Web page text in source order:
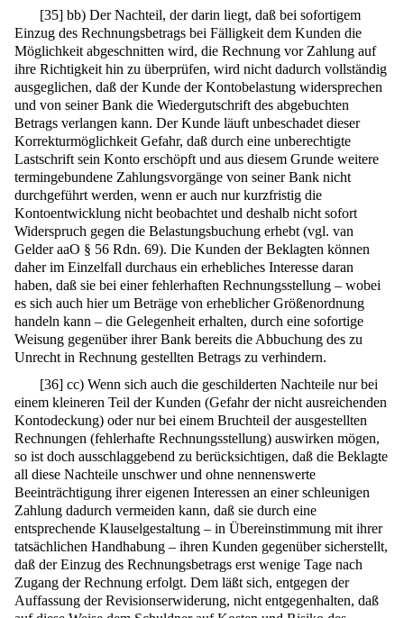
[35] bb) Der Nachteil, der darin liegt, daß bei sofortigem
Einzug des Rechnungsbetrags bei Fälligkeit dem Kunden die
Möglichkeit abgeschnitten wird, die Rechnung vor Zahlung auf
ihre Richtigkeit hin zu überprüfen, wird nicht dadurch vollständig
ausgeglichen, daß der Kunde der Kontobelastung widersprechen
und von seiner Bank die Wiedergutschrift des abgebuchten
Betrags verlangen kann. Der Kunde läuft unbeschadet dieser
Korrekturmöglichkeit Gefahr, daß durch eine unberechtigte
Lastschrift sein Konto erschöpft und aus diesem Grunde weitere
termingebundene Zahlungsvorgänge von seiner Bank nicht
durchgeführt werden, wenn er auch nur kurzfristig die
Kontoentwicklung nicht beobachtet und deshalb nicht sofort
Widerspruch gegen die Belastungsbuchung erhebt (vgl. van
Gelder aaO § 56 Rdn. 69). Die Kunden der Beklagten können
daher im Einzelfall durchaus ein erhebliches Interesse daran
haben, daß sie bei einer fehlerhaften Rechnungsstellung – wobei
es sich auch hier um Beträge von erheblicher Größenordnung
handeln kann – die Gelegenheit erhalten, durch eine sofortige
Weisung gegenüber ihrer Bank bereits die Abbuchung des zu
Unrecht in Rechnung gestellten Betrags zu verhindern.
[36] cc) Wenn sich auch die geschilderten Nachteile nur bei
einem kleineren Teil der Kunden (Gefahr der nicht ausreichenden
Kontodeckung) oder nur bei einem Bruchteil der ausgestellten
Rechnungen (fehlerhafte Rechnungsstellung) auswirken mögen,
so ist doch ausschlaggebend zu berücksichtigen, daß die Beklagte
all diese Nachteile unschwer und ohne nennenswerte
Beeinträchtigung ihrer eigenen Interessen an einer schleunigen
Zahlung dadurch vermeiden kann, daß sie durch eine
entsprechende Klauselgestaltung – in Übereinstimmung mit ihrer
tatsächlichen Handhabung – ihren Kunden gegenüber sicherstellt,
daß der Einzug des Rechnungsbetrags erst wenige Tage nach
Zugang der Rechnung erfolgt. Dem läßt sich, entgegen der
Auffassung der Revisionserwiderung, nicht entgegenhalten, daß